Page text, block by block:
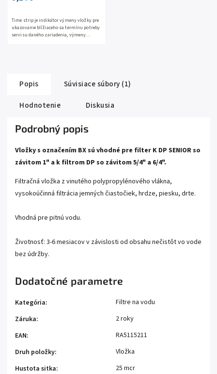
Time strip je indikátor výmeny vložky pre
ukazovanie blížiaceho sa termínu potreby
servisu daného zariadenia, výmeny
Popis
Súvisiace súbory (1)
Hodnotenie
Diskusia
Podrobný popis
Vložky s označením BX sú vhodné pre filter K DP SENIOR so
závitom 1" a k filtrom DP so závitom 5/4" a 6/4".
Filtračná vložka z vinutého polypropylénového vlákna,
vysokoúčinná filtrácia jemných čiastočiek, hrdze, piesku, drte.
Vhodná pre pitnú vodu.
Životnosť: 3-6 mesiacov v závislosti od obsahu nečistôt vo vode
bez údržby.
Dodatočné parametre
Kategória:
Filtre na vodu
Záruka:
2 roky
EAN:
RA5115211
Druh položky:
Vložka
Hustota sitka:
25 mcr